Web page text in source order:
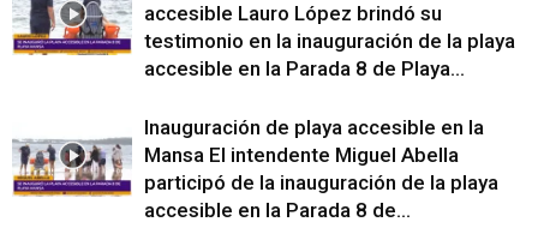
accesible Lauro López brindó su
testimonio en la inauguración de la playa
accesible en la Parada 8 de Playa...
Inauguración de playa accesible en la
Mansa El intendente Miguel Abella
participó de la inauguración de la playa
accesible en la Parada 8 de...